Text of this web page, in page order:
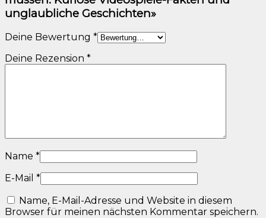
unglaubliche Geschichten»
Deine Bewertung *
Deine Rezension *
Name *
E-Mail *
Name, E-Mail-Adresse und Website in diesem
Browser für meinen nächsten Kommentar speichern.